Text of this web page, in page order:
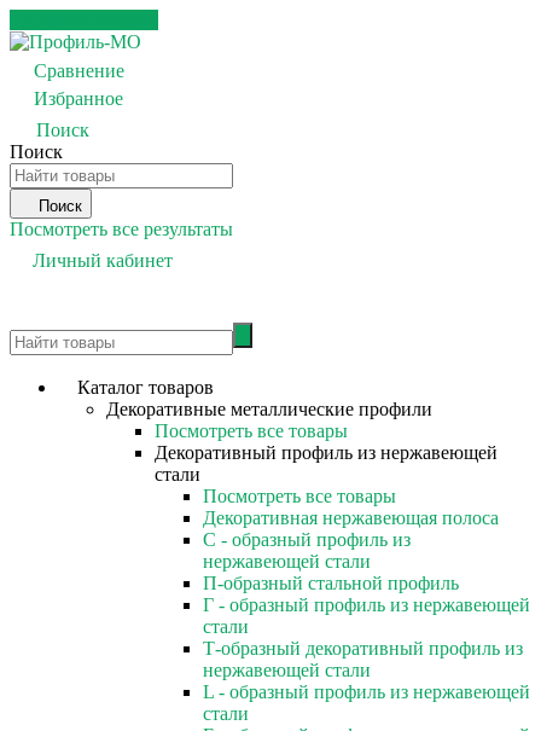
Сравнение
Избранное
Поиск
Поиск
Поиск
Посмотреть все результаты
Личный кабинет
Каталог товаров
Декоративные металлические профили
Посмотреть все товары
Декоративный профиль из нержавеющей
стали
Посмотреть все товары
Декоративная нержавеющая полоса
С - образный профиль из
нержавеющей стали
П-образный стальной профиль
Г - образный профиль из нержавеющей
стали
Т-образный декоративный профиль из
нержавеющей стали
L - образный профиль из нержавеющей
стали